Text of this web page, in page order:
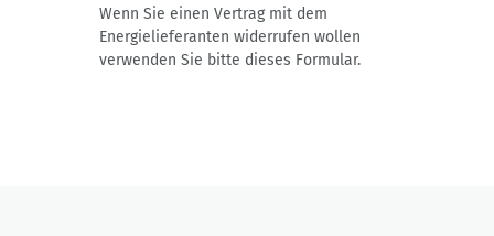
Wenn Sie einen Vertrag mit dem
Energielieferanten widerrufen wollen
verwenden Sie bitte dieses Formular.